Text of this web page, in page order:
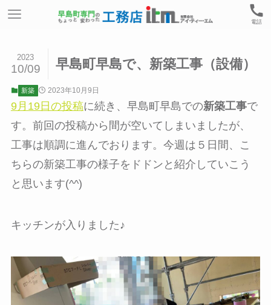
電話
早島町早島で、新築工事（設備）
2023
10/09
新築 2023年10月9日
9月19日の投稿に続き、早島町早島での新築工事で
す。前回の投稿から間が空いてしまいましたが、
工事は順調に進んでおります。今週は５日間、こ
ちらの新築工事の様子をドドンと紹介していこう
と思います(^^)
キッチンが入りました♪